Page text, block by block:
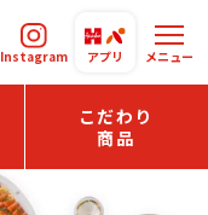
Instagram アプリ メニュー
こだわり
商品